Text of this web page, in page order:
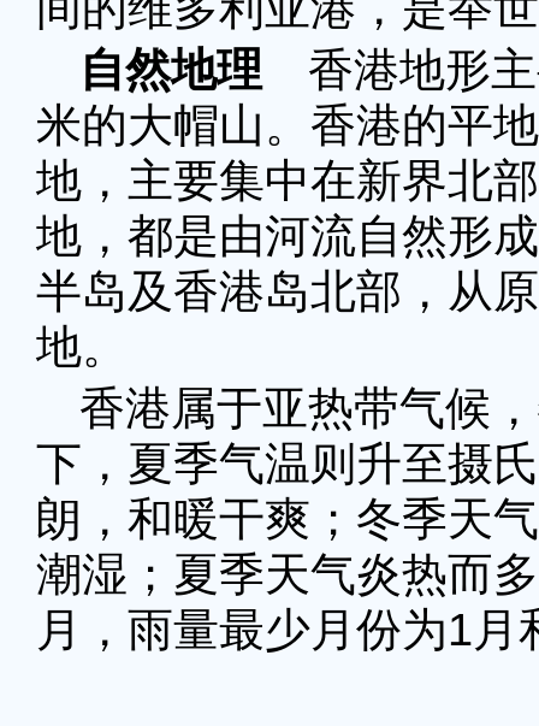
自然地理 香港地形主
米的大帽山。香港的平
地，主要集中在新界北
地，都是由河流自然形
半岛及香港岛北部，从
地。
香港属于亚热带气候
下，夏季气温则升至摄
朗，和暖干爽；冬季天
潮湿；夏季天气炎热而
月，雨量最少月份为1月